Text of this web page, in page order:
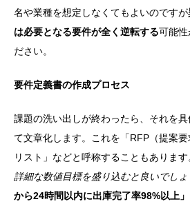
名や業種を想定しなくてもよいのですが
は必要となる要件が全く逆転する可能性
ださい。
要件定義書の作成プロセス
課題の洗い出しが終わったら、それを
て文章化します。これを「RFP（提案
リスト」などと呼称することもあります
詳細な数値目標を盛り込むと良いでしょ
から24時間以内に出庫完了率98%以上